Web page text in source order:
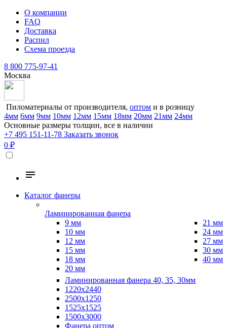
О компании
FAQ
Доставка
Распил
Схема проезда
8 800 775-97-41
Москва
Пиломатериалы от производителя, оптом и в розницу
4мм 6мм 9мм 10мм 12мм 15мм 18мм 20мм 21мм 24мм
Основные размеры толщин, все в наличии
+7 495 151-11-78 Заказать звонок
0 ₽
Каталог фанеры
Ламинированная фанера
9 мм
10 мм
12 мм
15 мм
18 мм
20 мм
21 мм
24 мм
27 мм
30 мм
40 мм
Ламинированная фанера 40, 35, 30мм
1220x2440
2500x1250
1525x1525
1500x3000
Фанера оптом